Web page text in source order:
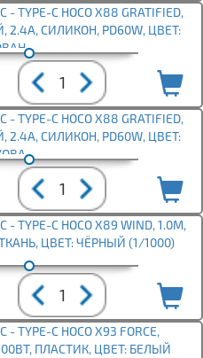
- TYPE-C HOCO X88 GRATIFIED,
2.4A, СИЛИКОН, PD60W, ЦВЕТ:
- TYPE-C HOCO X88 GRATIFIED,
2.4A, СИЛИКОН, PD60W, ЦВЕТ:
- TYPE-C HOCO X89 WIND, 1.0М,
ТКАНЬ, ЦВЕТ: ЧЁРНЫЙ (1/1000)
- TYPE-C HOCO X93 FORCE,
ПЛАСТИК, ЦВЕТ: БЕЛЫЙ